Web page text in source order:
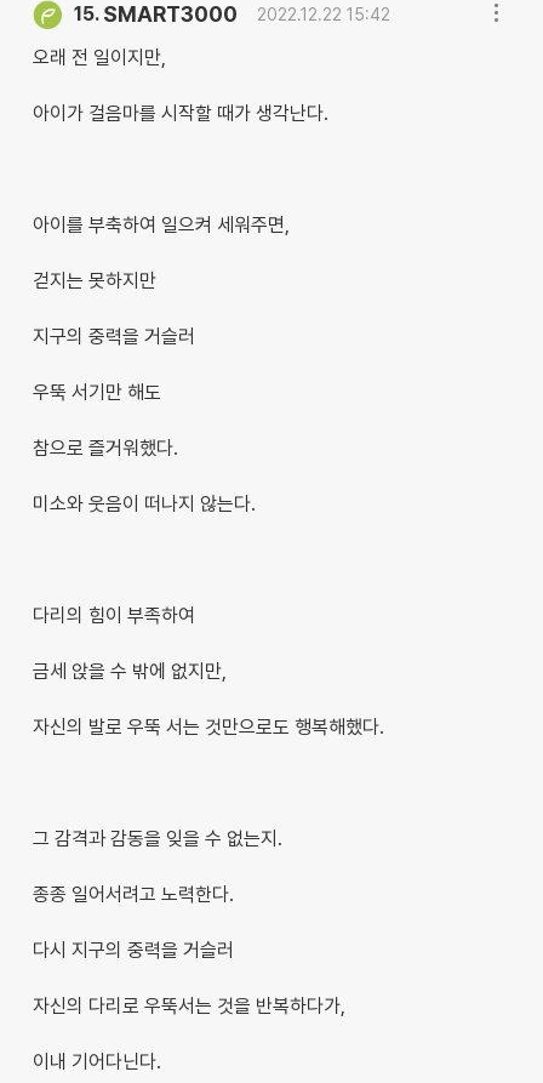
15. SMART3000 2022.12.22 15:42
오래 전 일이지만,
아이가 걸음마를 시작할 때가 생각난다.
아이를 부축하여 일으켜 세워주면,
걷지는 못하지만
지구의 중력을 거슬러
우뚝 서기만 해도
참으로 즐거워했다.
미소와 웃음이 떠나지 않는다.
다리의 힘이 부족하여
금세 앉을 수 밖에 없지만,
자신의 발로 우뚝 서는 것만으로도 행복해했다.
그 감격과 감동을 잊을 수 없는지.
종종 일어서려고 노력한다.
다시 지구의 중력을 거슬러
자신의 다리로 우뚝서는 것을 반복하다가,
이내 기어다닌다.